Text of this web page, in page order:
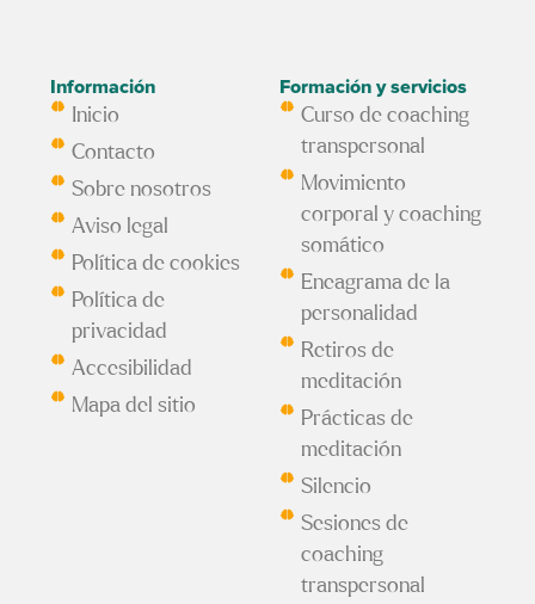
Información
Inicio
Contacto
Sobre nosotros
Aviso legal
Política de cookies
Política de
privacidad
Accesibilidad
Mapa del sitio
Formación y servicios
Curso de coaching
transpersonal
Movimiento
corporal y coaching
somático
Eneagrama de la
personalidad
Retiros de
meditación
Prácticas de
meditación
Silencio
Sesiones de
coaching
transpersonal